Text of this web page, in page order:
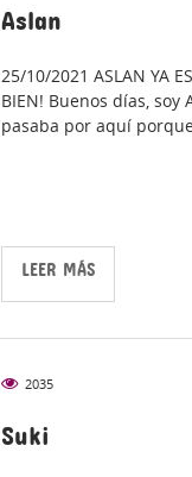
Aslan
25/10/2021 ASLAN YA
BIEN! Buenos días,
pasaba por aquí
LEER MÁS
2035
Suki